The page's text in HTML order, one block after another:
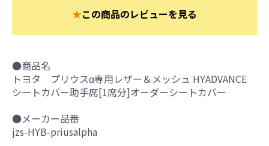
★この商品のレビューを見る
●商品名
トヨタ プリウスα専用レザー＆メッシュ HYADVANCE
シートカバー助手席[1席分]オーダーシートカバー
●メーカー品番
jzs-HYB-priusalpha